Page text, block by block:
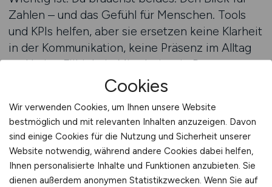
Zahlen – und das Gefühl für Menschen. Tools
und KPIs helfen, aber sie ersetzen keine Klarheit
in der Kommunikation, keine Präsenz im Alltag
und keine Fähigkeit, Mitarbeiter in Bewegung zu
Der Einstieg ins Sales Management erfolgt
häufig über interne Entwicklung: Aus dem Key
Account, dem Außendienst, dem
Vertriebsinnendienst heraus. Wer dort über
Jahre Erfolge erzielt, Prozesse verbessert,
Cookies
Wir verwenden Cookies, um Ihnen unsere Website
bestmöglich und mit relevanten Inhalten anzuzeigen. Davon
sind einige Cookies für die Nutzung und Sicherheit unserer
Website notwendig, während andere Cookies dabei helfen,
Ihnen personalisierte Inhalte und Funktionen anzubieten. Sie
dienen außerdem anonymen Statistikzwecken. Wenn Sie auf